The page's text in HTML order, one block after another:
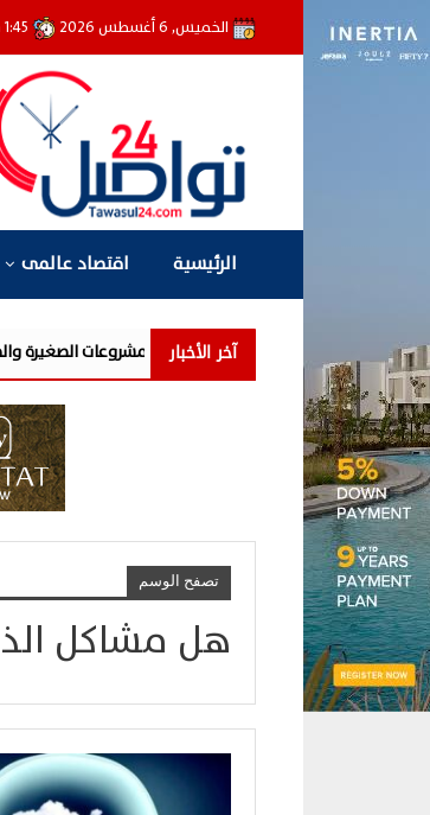
الخميس, 6 أغسطس 2026
الرئيسية اقتصاد عالمى
آخر الأخبار بنك QNB مصر يعزز جاهزية المشروعات الصغيرة والمتوسطة للنمو والتوسع من خلال برنامج أبطال المشروعات الص...
تصفح الوسم
هل مشاكل